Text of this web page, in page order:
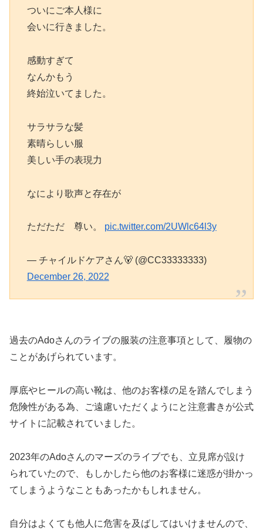
ついにご本人様に
会いに行きました。
感動すぎて
なんかもう
終始泣いてました。
サラサラな髪
素晴らしい服
美しい手の表現力
なにより歌声と存在が
ただただ 尊い。 pic.twitter.com/2UWlc64l3y
— チャイルドケアさん🐻 (@CC33333333)
December 26, 2022
過去のAdoさんのライブの服装の注意事項として、履物の
ことがあげられています。
厚底やヒールの高い靴は、他のお客様の足を踏んでしまう
危険性がある為、ご遠慮いただくようにと注意書きが公式
サイトに記載されていました。
2023年のAdoさんのマーズのライブでも、立見席が設け
られていたので、もしかしたら他のお客様に迷惑が掛かっ
てしまうようなこともあったかもしれません。
自分はよくても他人に危害を及ばしてはいけませんので、